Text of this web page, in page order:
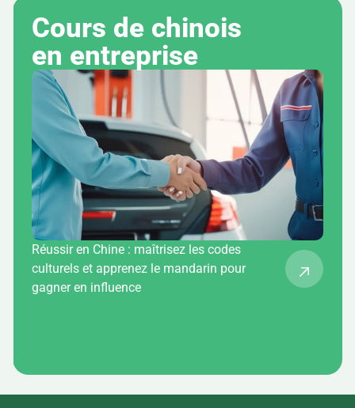
Cours de chinois
en entreprise
Réussir en Chine : maîtrisez les codes
culturels et apprenez le mandarin pour
gagner en influence